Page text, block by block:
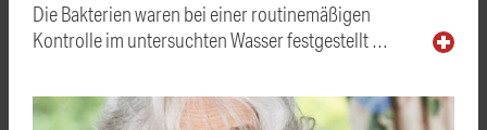
Die Bakterien waren bei einer routinemäßigen
Kontrolle im untersuchten Wasser festgestellt …